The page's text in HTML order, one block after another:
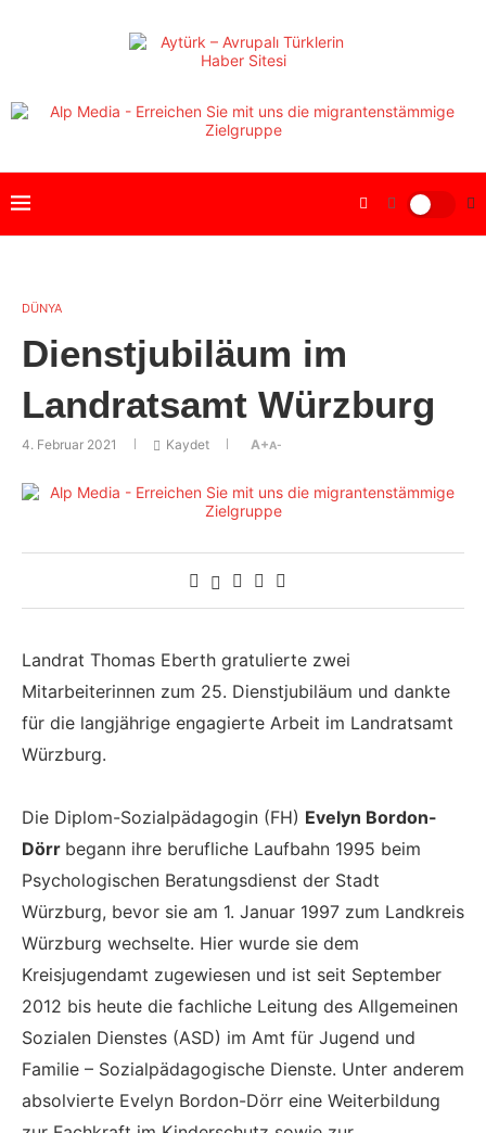
DÜNYA
Dienstjubiläum im
Landratsamt Würzburg
4. Februar 2021 Kaydet A+A-
Landrat Thomas Eberth gratulierte zwei
Mitarbeiterinnen zum 25. Dienstjubiläum und dankte
für die langjährige engagierte Arbeit im Landratsamt
Würzburg.
Die Diplom-Sozialpädagogin (FH) Evelyn Bordon-
Dörr begann ihre berufliche Laufbahn 1995 beim
Psychologischen Beratungsdienst der Stadt
Würzburg, bevor sie am 1. Januar 1997 zum Landkreis
Würzburg wechselte. Hier wurde sie dem
Kreisjugendamt zugewiesen und ist seit September
2012 bis heute die fachliche Leitung des Allgemeinen
Sozialen Dienstes (ASD) im Amt für Jugend und
Familie – Sozialpädagogische Dienste. Unter anderem
absolvierte Evelyn Bordon-Dörr eine Weiterbildung